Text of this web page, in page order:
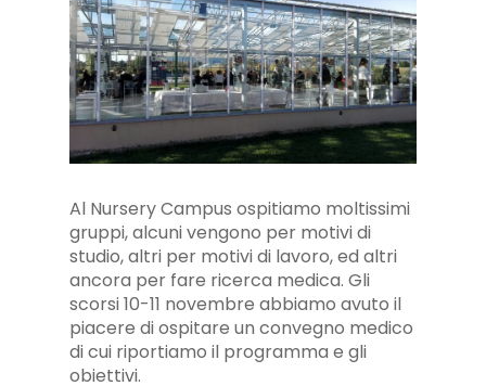
Al Nursery Campus ospitiamo moltissimi
gruppi, alcuni vengono per motivi di
studio, altri per motivi di lavoro, ed altri
ancora per fare ricerca medica. Gli
scorsi 10-11 novembre abbiamo avuto il
piacere di ospitare un convegno medico
di cui riportiamo il programma e gli
obiettivi.